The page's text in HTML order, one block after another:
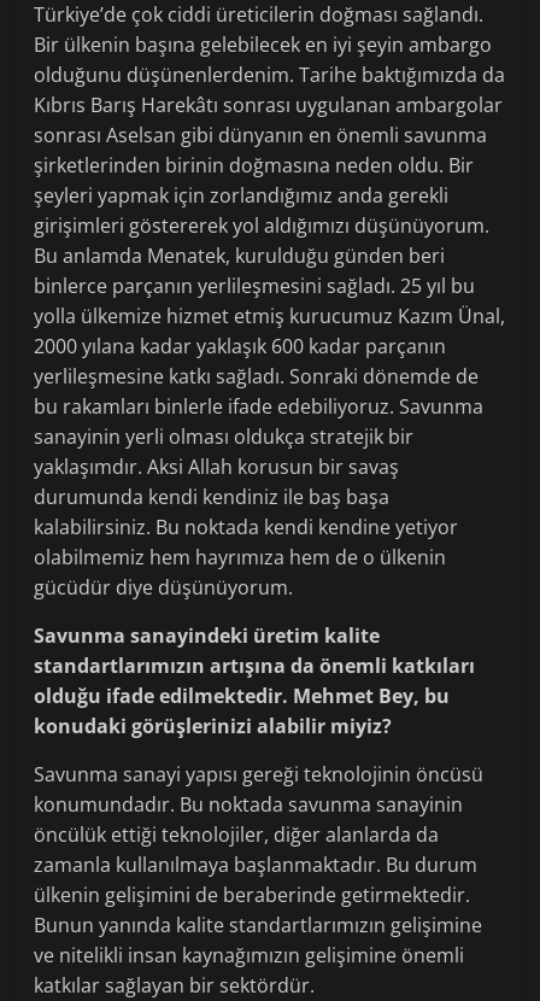
Türkiye’de çok ciddi üreticilerin doğması sağlandı.
Bir ülkenin başına gelebilecek en iyi şeyin ambargo
olduğunu düşünenlerdenim. Tarihe baktığımızda da
Kıbrıs Barış Harekâtı sonrası uygulanan ambargolar
sonrası Aselsan gibi dünyanın en önemli savunma
şirketlerinden birinin doğmasına neden oldu. Bir
şeyleri yapmak için zorlandığımız anda gerekli
girişimleri göstererek yol aldığımızı düşünüyorum.
Bu anlamda Menatek, kurulduğu günden beri
binlerce parçanın yerlileşmesini sağladı. 25 yıl bu
yolla ülkemize hizmet etmiş kurucumuz Kazım Ünal,
2000 yılana kadar yaklaşık 600 kadar parçanın
yerlileşmesine katkı sağladı. Sonraki dönemde de
bu rakamları binlerle ifade edebiliyoruz. Savunma
sanayinin yerli olması oldukça stratejik bir
yaklaşımdır. Aksi Allah korusun bir savaş
durumunda kendi kendiniz ile baş başa
kalabilirsiniz. Bu noktada kendi kendine yetiyor
olabilmemiz hem hayrımıza hem de o ülkenin
gücüdür diye düşünüyorum.
Savunma sanayindeki üretim kalite
standartlarımızın artışına da önemli katkıları
olduğu ifade edilmektedir. Mehmet Bey, bu
konudaki görüşlerinizi alabilir miyiz?
Savunma sanayi yapısı gereği teknolojinin öncüsü
konumundadır. Bu noktada savunma sanayinin
öncülük ettiği teknolojiler, diğer alanlarda da
zamanla kullanılmaya başlanmaktadır. Bu durum
ülkenin gelişimini de beraberinde getirmektedir.
Bunun yanında kalite standartlarımızın gelişimine
ve nitelikli insan kaynağımızın gelişimine önemli
katkılar sağlayan bir sektördür.